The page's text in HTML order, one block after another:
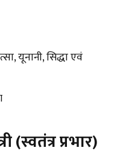
यूनानी, सिद्धा एवं
(स्वतंत्र प्रभार)